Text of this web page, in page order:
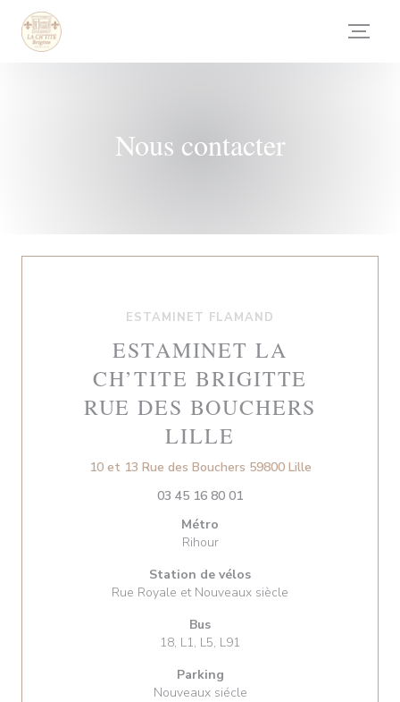
Personnalisation de vos choix en matière de cookies
Nous contacter
ESTAMINET FLAMAND
ESTAMINET LA
CH’TITE BRIGITTE
RUE DES BOUCHERS
LILLE
10 et 13 Rue des Bouchers 59800 Lille((ouvre une
03 45 16 80 01
Métro
Rihour
Station de vélos
Rue Royale et Nouveaux siècle
Bus
18, L1, L5, L91
Parking
Nouveaux siécle